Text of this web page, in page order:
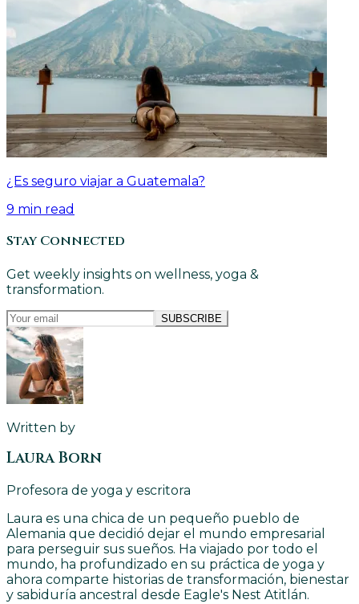
¿Es seguro viajar a Guatemala?
9 min read
Stay Connected
Get weekly insights on wellness, yoga &
transformation.
SUBSCRIBE
Written by
Laura Born
Profesora de yoga y escritora
Laura es una chica de un pequeño pueblo de
Alemania que decidió dejar el mundo empresarial
para perseguir sus sueños. Ha viajado por todo el
mundo, ha profundizado en su práctica de yoga y
ahora comparte historias de transformación, bienestar
y sabiduría ancestral desde Eagle's Nest Atitlán.